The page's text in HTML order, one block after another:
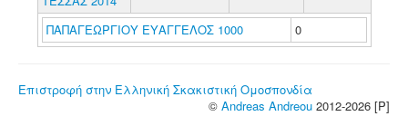
ΠΑΠΑΓΕΩΡΓΙΟΥ ΕΥΑΓΓΕΛΟΣ 1000 0
Επιστροφή στην Ελληνική Σκακιστική Ομοσπονδία
© Andreas Andreou 2012-2026 [P]